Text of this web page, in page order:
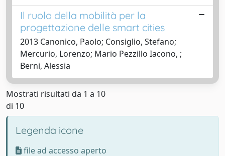
Il ruolo della mobilità per la
progettazione delle smart cities
2013 Canonico, Paolo; Consiglio, Stefano;
Mercurio, Lorenzo; Mario Pezzillo Iacono, ;
Berni, Alessia
Mostrati risultati da 1 a 10
di 10
Legenda icone
file ad accesso aperto